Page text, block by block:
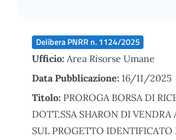
Delibera PNRR n. 1124/2025
Ufficio: Area Risorse Umane
Data Pubblicazione: 16/11/2025
Titolo: PROROGA BORSA DI
DOTT.SSA SHARON DI VENDRA
SUL PROGETTO IDENTIFICATO